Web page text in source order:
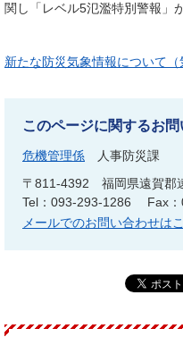
関し「レベル5氾濫特別警報」
新たな防災気象情報について（
このページに関するお
危機管理係
人事防災課
〒811-4392
福岡県遠賀郡
Tel：093-293-1286
Fax
メールでのお問い合わせは